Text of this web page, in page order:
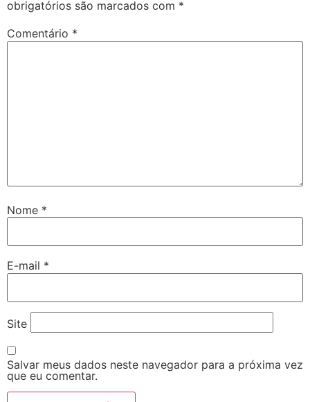
obrigatórios são marcados com *
Comentário *
Nome *
E-mail *
Site
Salvar meus dados neste navegador para a próxima vez
que eu comentar.